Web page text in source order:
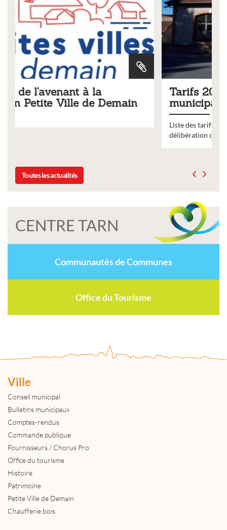
Tarifs 2026 des services
municipaux
délibération du conseil municipal du 19 décembre 2025
Toutes les actualités
CENTRE TARN
Communautés de Communes
Office du Tourisme
Ville
Conseil municipal
Bulletins municipaux
Comptes-rendus
Commande publique
Fournisseurs / Chorus Pro
Office du tourisme
Histoire
Patrimoine
Petite Ville de Demain
Chaufferie bois